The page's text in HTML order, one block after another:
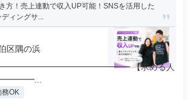
方！売上連動で収入UP可能！SNSを活用した
ィングサ...
区隅の浜
━━━━━━━━━━━━━━━━━ 【求める人
務OK